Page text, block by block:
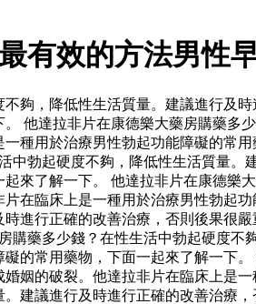
有效的方法男性
夠，降低性生活質量。建議進行及
他達拉非片在康德樂大藥房購藥
種用於治療男性勃起功能障礙的常用
中勃起硬度不夠，降低性生活質量
來了解一下。 他達拉非片在康德
在臨床上是一種用於治療男性勃起
進行正確的改善治療，否則後果很
購藥多少錢？在性生活中勃起硬度
的常用藥物，下面一起來了解一下
姻的破裂。他達拉非片在臨床上是
建議進行及時進行正確的改善治療